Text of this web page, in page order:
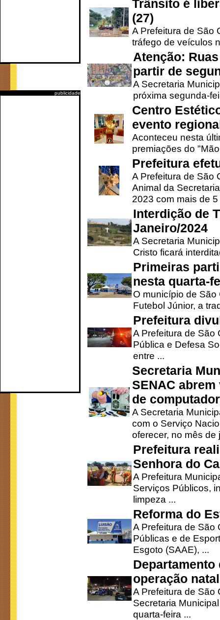
publicidade
Trânsito é
(27)
A Prefeitura de São
tráfego de veículos
Atenção:
partir de
A Secretaria
próxima segunda-
Centro
evento
Aconteceu nesta
premiações do
Prefeitura
A Prefeitura de São
Animal da
2023 com mais de 5
Interdição de
Janeiro/2024
A Secretaria
Cristo ficará
Primeiras
nesta quarta-
O município de
Futebol Júnior, a
Prefeitura
A Prefeitura de São
Pública e Defesa
entre ...
Secretaria
SENAC
de
A Secretaria
com o Serviço
oferecer, no mês de
Prefeitura
Senhora do
A Prefeitura
Serviços Públicos,
limpeza ...
Reforma do
A Prefeitura de São
Públicas e de
Esgoto (SAAE), ...
operação
A Prefeitura de São
Secretaria
quarta-feira ...